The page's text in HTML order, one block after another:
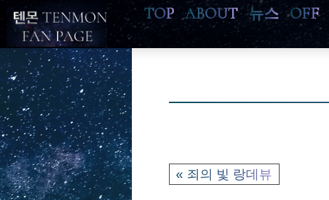
TOP ABOUT 뉴스 OFF
« 죄의 빛 랑데뷰